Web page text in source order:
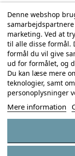
Min konto
Vi deler
Denne webshop
marketing. Ved at
til alle disse formål.
formål du vil give
ud for formålet, og
Du kan læse mere
teknologier, samt
personoplysninger
Mere information